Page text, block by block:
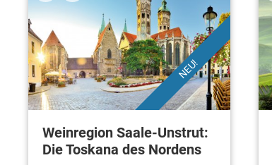
NEU!
Weinregion Saale-Unstrut:
Die Toskana des Nordens